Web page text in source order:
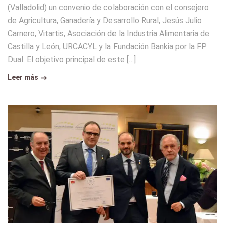
(Valladolid) un convenio de colaboración con el consejero
de Agricultura, Ganadería y Desarrollo Rural, Jesús Julio
Carnero, Vitartis, Asociación de la Industria Alimentaria de
Castilla y León, URCACYL y la Fundación Bankia por la FP
Dual. El objetivo principal de este […]
Leer más